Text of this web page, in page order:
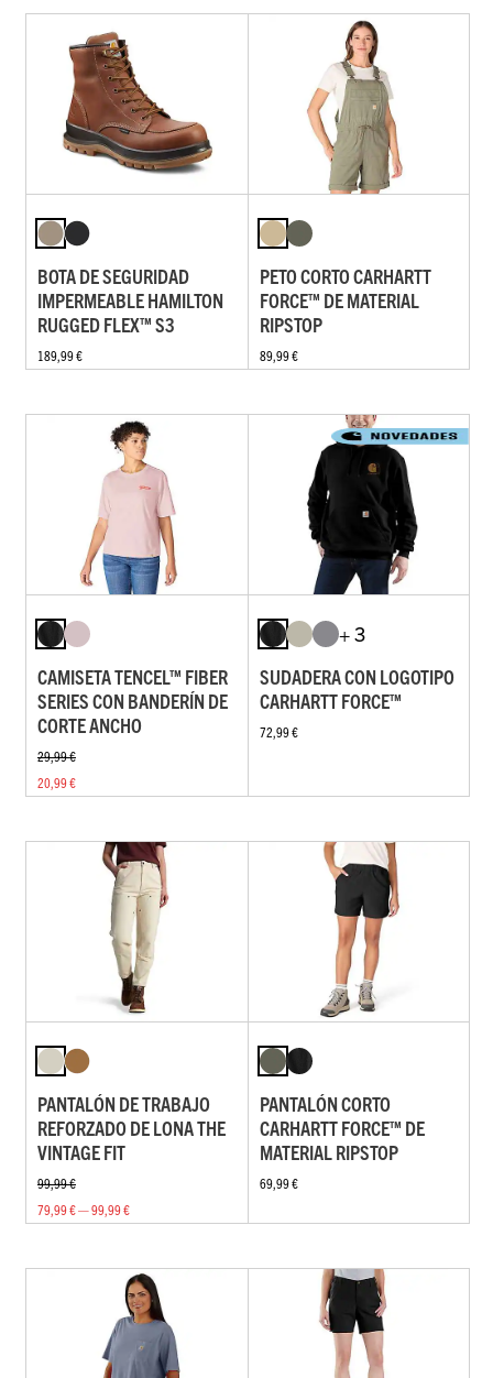
BOTA DE SEGURIDAD
IMPERMEABLE HAMILTON
RUGGED FLEX™ S3
189,99 €
PETO CORTO CARHARTT
FORCE™ DE MATERIAL
RIPSTOP
89,99 €
CAMISETA TENCEL™ FIBER
SERIES CON BANDERÍN DE
CORTE ANCHO
29,99 €
20,99 €
+ 3
SUDADERA CON LOGOTIPO
CARHARTT FORCE™
72,99 €
PANTALÓN DE TRABAJO
REFORZADO DE LONA THE
VINTAGE FIT
99,99 €
79,99 € — 99,99 €
PANTALÓN CORTO
CARHARTT FORCE™ DE
MATERIAL RIPSTOP
69,99 €